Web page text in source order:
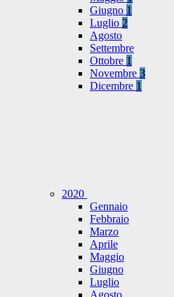
Giugno 1
Luglio 2
Agosto
Settembre
Ottobre 1
Novembre 3
Dicembre 1
2020
Gennaio
Febbraio
Marzo
Aprile
Maggio
Giugno
Luglio